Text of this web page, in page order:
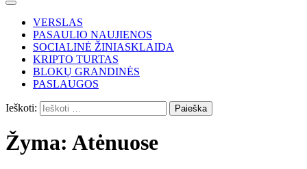
VERSLAS
PASAULIO NAUJIENOS
SOCIALINĖ ŽINIASKLAIDA
KRIPTO TURTAS
BLOKŲ GRANDINĖS
PASLAUGOS
Ieškoti:
Žyma: Atėnuose